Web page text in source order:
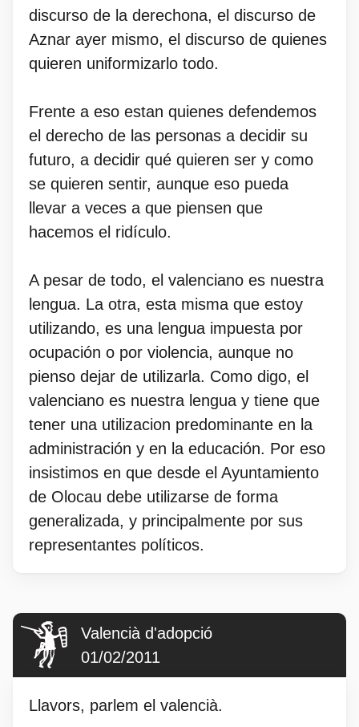
discurso de la derechona, el discurso de
Aznar ayer mismo, el discurso de quienes
quieren uniformizarlo todo.
Frente a eso estan quienes defendemos
el derecho de las personas a decidir su
futuro, a decidir qué quieren ser y como
se quieren sentir, aunque eso pueda
llevar a veces a que piensen que
hacemos el ridículo.
A pesar de todo, el valenciano es nuestra
lengua. La otra, esta misma que estoy
utilizando, es una lengua impuesta por
ocupación o por violencia, aunque no
pienso dejar de utilizarla. Como digo, el
valenciano es nuestra lengua y tiene que
tener una utilizacion predominante en la
administración y en la educación. Por eso
insistimos en que desde el Ayuntamiento
de Olocau debe utilizarse de forma
generalizada, y principalmente por sus
representantes políticos.
Valencià d'adopció
01/02/2011
Llavors, parlem el valencià.